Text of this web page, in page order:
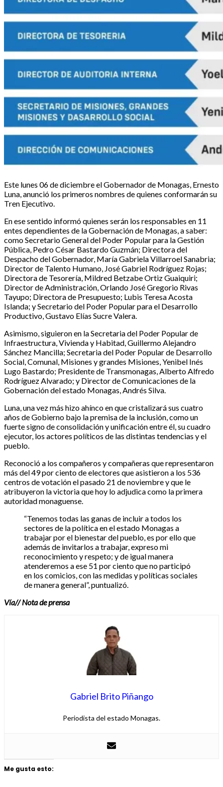
Este lunes 06 de diciembre el Gobernador de Monagas, Ernesto
Luna, anunció los primeros nombres de quienes conformarán su
Tren Ejecutivo.
En ese sentido informó quienes serán los responsables en 11
entes dependientes de la Gobernación de Monagas, a saber:
como Secretario General del Poder Popular para la Gestión
Pública, Pedro César Bastardo Guzmán; Directora del
Despacho del Gobernador, María Gabriela Villarroel Sanabria;
Director de Talento Humano, José Gabriel Rodríguez Rojas;
Directora de Tesorería, Mildred Betzabe Ortiz Guaiquiri;
Director de Administración, Orlando José Gregorio Rivas
Tayupo; Directora de Presupuesto; Lubis Teresa Acosta
Islanda; y Secretario del Poder Popular para el Desarrollo
Productivo, Gustavo Elías Sucre Valera.
Asimismo, siguieron en la Secretaria del Poder Popular de
Infraestructura, Vivienda y Habitad, Guillermo Alejandro
Sánchez Mancilla; Secretaria del Poder Popular de Desarrollo
Social, Comunal, Misiones y grandes Misiones, Yenibel Inés
Lugo Bastardo; Presidente de Transmonagas, Alberto Alfredo
Rodríguez Alvarado; y Director de Comunicaciones de la
Gobernación del estado Monagas, Andrés Silva.
Luna, una vez más hizo ahínco en que cristalizará sus cuatro
años de Gobierno bajo la premisa de la inclusión, como un
fuerte signo de consolidación y unificación entre él, su cuadro
ejecutor, los actores políticos de las distintas tendencias y el
pueblo.
Reconoció a los compañeros y compañeras que representaron
más del 49 por ciento de electores que asistieron a los 536
centros de votación el pasado 21 de noviembre y que le
atribuyeron la victoria que hoy lo adjudica como la primera
autoridad monaguense.
“Tenemos todas las ganas de incluir a todos los
sectores de la política en el estado Monagas a
trabajar por el bienestar del pueblo, es por ello que
además de invitarlos a trabajar, expreso mi
reconocimiento y respeto; y de igual manera
atenderemos a ese 51 por ciento que no participó
en los comicios, con las medidas y políticas sociales
de manera general”, puntualizó.
Vía// Nota de prensa
Gabriel Brito Piñango
Periodista del estado Monagas.
Me gusta esto: